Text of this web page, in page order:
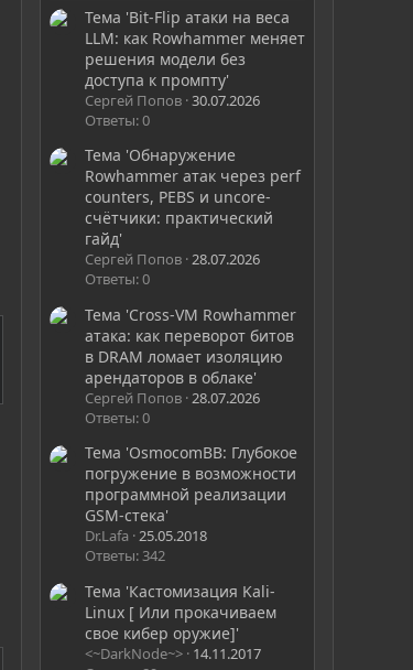
Тема 'Bit-Flip атаки на веса
LLM: как Rowhammer меняет
решения модели без
доступа к промпту'
Сергей Попов 30.07.2026
Ответы: 0
Тема 'Обнаружение
Rowhammer атак через perf
counters, PEBS и uncore-
счётчики: практический
гайд'
Сергей Попов 28.07.2026
Ответы: 0
Тема 'Cross-VM Rowhammer
атака: как переворот битов
в DRAM ломает изоляцию
арендаторов в облаке'
Сергей Попов 28.07.2026
Ответы: 0
Тема 'OsmocomBB: Глубокое
погружение в возможности
программной реализации
GSM-стека'
Dr.Lafa 25.05.2018
Ответы: 342
Тема 'Кастомизация Kali-
Linux [ Или прокачиваем
свое кибер оружие]'
<~DarkNode~> 14.11.2017